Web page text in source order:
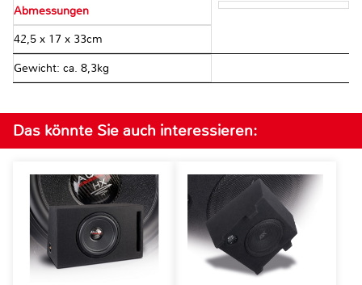
Abmessungen
42,5 x 17 x 33cm
Gewicht: ca. 8,3kg
Das könnte Sie auch interessieren: